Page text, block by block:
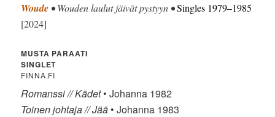
Woude • Wouden laulut jäivät pystyyn •Singles 1979–1985
[2024]
MUSTA PARAATI
SINGLET
FINNA.FI
Romanssi // Kädet• Johanna 1982
Toinen johtaja // Jää • Johanna 1983